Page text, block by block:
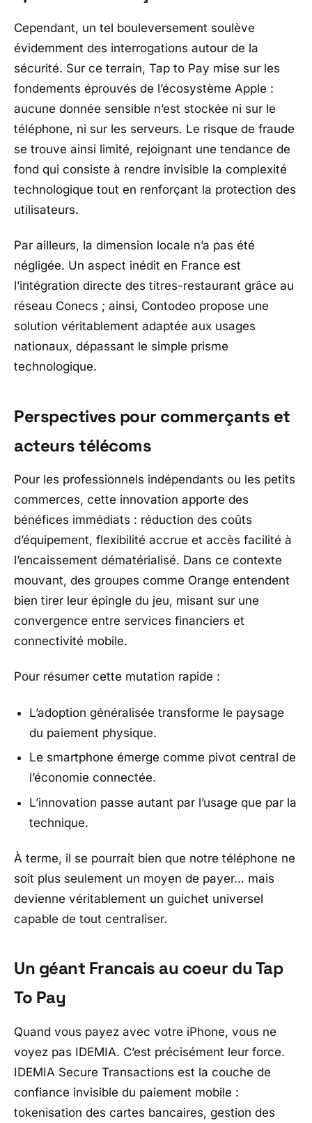
Cependant, un tel bouleversement soulève
évidemment des interrogations autour de la
sécurité. Sur ce terrain, Tap to Pay mise sur les
fondements éprouvés de l’écosystème Apple :
aucune donnée sensible n’est stockée ni sur le
téléphone, ni sur les serveurs. Le risque de fraude
se trouve ainsi limité, rejoignant une tendance de
fond qui consiste à rendre invisible la complexité
technologique tout en renforçant la protection des
utilisateurs.
Par ailleurs, la dimension locale n’a pas été
négligée. Un aspect inédit en France est
l’intégration directe des titres-restaurant grâce au
réseau Conecs ; ainsi, Contodeo propose une
solution véritablement adaptée aux usages
nationaux, dépassant le simple prisme
technologique.
Perspectives pour commerçants et
acteurs télécoms
Pour les professionnels indépendants ou les petits
commerces, cette innovation apporte des
bénéfices immédiats : réduction des coûts
d’équipement, flexibilité accrue et accès facilité à
l’encaissement dématérialisé. Dans ce contexte
mouvant, des groupes comme Orange entendent
bien tirer leur épingle du jeu, misant sur une
convergence entre services financiers et
connectivité mobile.
Pour résumer cette mutation rapide :
L’adoption généralisée transforme le paysage
du paiement physique.
Le smartphone émerge comme pivot central de
l’économie connectée.
L’innovation passe autant par l’usage que par la
technique.
À terme, il se pourrait bien que notre téléphone ne
soit plus seulement un moyen de payer… mais
devienne véritablement un guichet universel
capable de tout centraliser.
Un géant Francais au coeur du Tap
To Pay
Quand vous payez avec votre iPhone, vous ne
voyez pas IDEMIA. C’est précisément leur force.
IDEMIA Secure Transactions est la couche de
confiance invisible du paiement mobile :
tokenisation des cartes bancaires, gestion des